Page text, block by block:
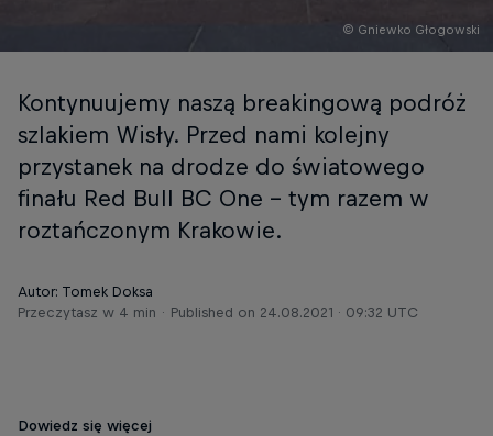
© Gniewko Głogowski
Kontynuujemy naszą breakingową podróż
szlakiem Wisły. Przed nami kolejny
przystanek na drodze do światowego
finału Red Bull BC One – tym razem w
roztańczonym Krakowie.
Autor: Tomek Doksa
Przeczytasz w 4 min
Published on 24.08.2021 · 09:32 UTC
Dowiedz się więcej